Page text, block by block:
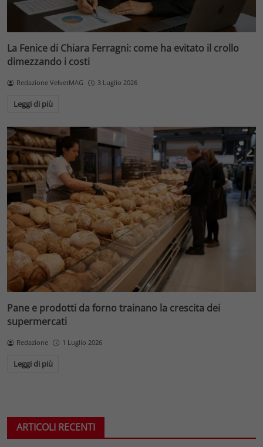
La Fenice di Chiara Ferragni: come ha evitato il crollo
dimezzando i costi
Redazione VelvetMAG 3 Luglio 2026
Leggi di più
Pane e prodotti da forno trainano la crescita dei
supermercati
Redazione 1 Luglio 2026
Leggi di più
ARTICOLI RECENTI